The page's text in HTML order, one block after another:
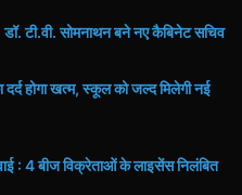
टी.वी. सोमनाथन बने नए कैबिनेट सचिव
होगा खत्म, स्कूल को जल्द मिलेगी नई
: 4 बीज विक्रेताओं के लाइसेंस निलंबित